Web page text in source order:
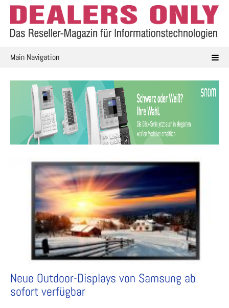
Skip
content
Main Navigation
Neue Outdoor-Displays von Samsung ab
sofort verfügbar